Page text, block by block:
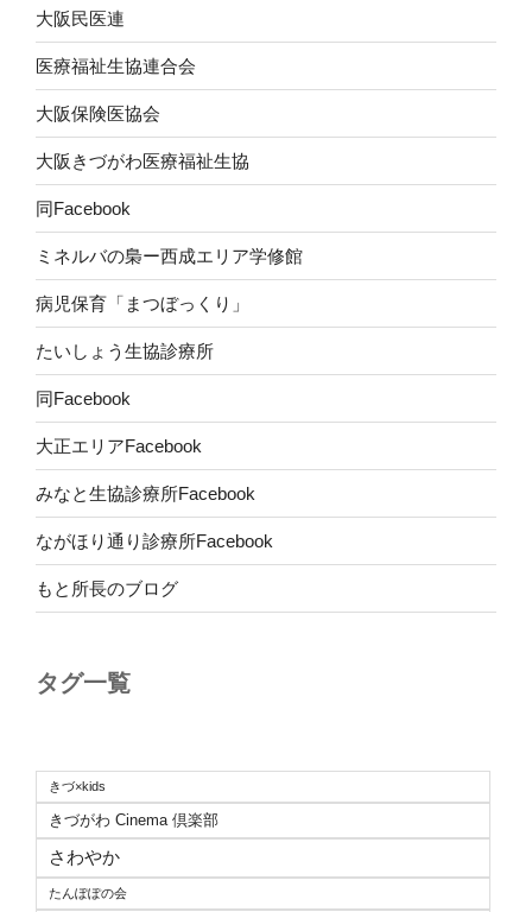
大阪民医連
医療福祉生協連合会
大阪保険医協会
大阪きづがわ医療福祉生協
同Facebook
ミネルバの梟ー西成エリア学修館
病児保育「まつぼっくり」
たいしょう生協診療所
同Facebook
大正エリアFacebook
みなと生協診療所Facebook
ながほり通り診療所Facebook
もと所長のブログ
タグ一覧
きづ×kids
きづがわ Cinema 倶楽部
さわやか
たんぽぽの会